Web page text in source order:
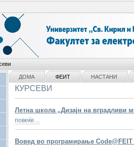
делови
ДОМА ФЕИТ НАСТАНИ
КУРСЕВИ
Летна школа „Дизајн на вградливи
повеќе…
Вовед во програмирање Code@FEIT